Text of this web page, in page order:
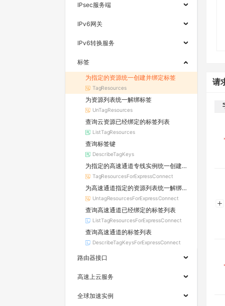
IPsec服务端
IPv6网关
IPv6转换服务
标签
为指定的资源统一创建并绑定标签
TagResources
为资源列表统一解绑标签
UnTagResources
查询云资源已经绑定的标签列表
ListTagResources
查询标签键
DescribeTagKeys
为指定的高速通道专线实例统一创建并绑定标签
TagResourcesForExpressConnect
为高速通道指定的资源列表统一解绑标签
UntagResourcesForExpressConnect
查询高速通道已经绑定的标签列表
ListTagResourcesForExpressConnect
查询高速通道的标签列表
DescribeTagKeysForExpressConnect
路由器接口
高速上云服务
全球加速实例
请